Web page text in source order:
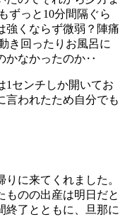
ずっと10分間隔ぐら
強くならず微弱？陣痛
き回ったりお風呂に
かなかったのか‥
1センチしか開いてお
言われたため自分でも
に来てくれました。
ものの出産は明日だと
終了とともに、旦那に